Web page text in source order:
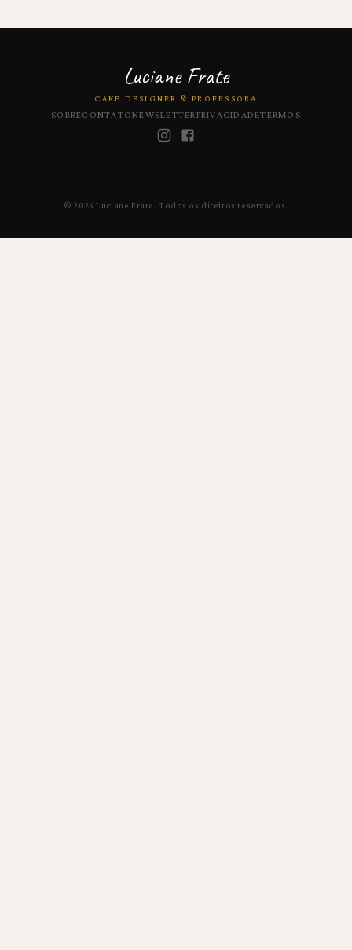
Luciane Frate
CAKE DESIGNER & PROFESSORA
SOBRECONTATONEWSLETTERPRIVACIDADETERMOS
©2026 Luciane Frate. Todos os direitos reservados.